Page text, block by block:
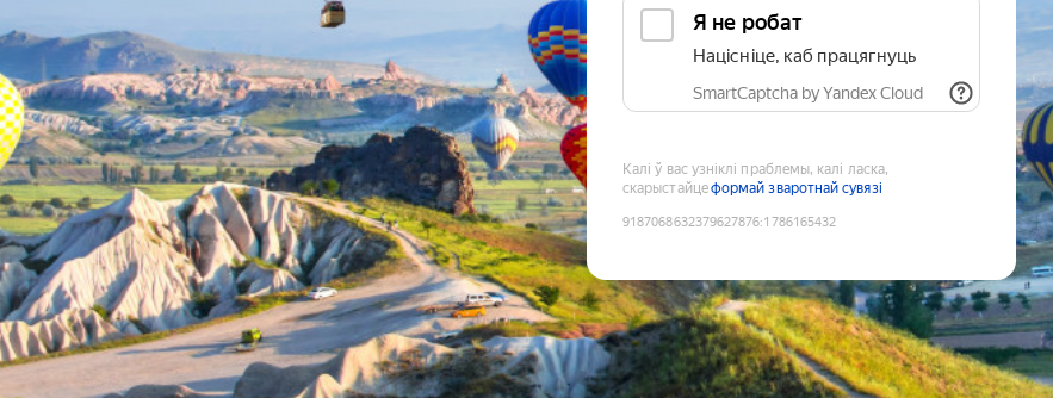
Я не робат
Націсніце, каб працягнуць
SmartCaptcha by Yandex Cloud
Калі ў вас узніклі праблемы, калі ласка,
скарыстайцеформай зваротнай сувязі
9187068632379627876:1786165432